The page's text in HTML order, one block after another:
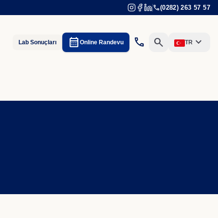
call(0282) 263 57 57
Lab Sonuçları calendar_month Online Randevu call search TR expand_more